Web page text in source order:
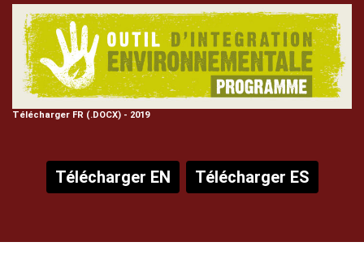
Texte
Télécharger FR (.DOCX) - 2019
Télécharger EN Télécharger ES